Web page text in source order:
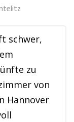
schwer,
zu
von
Hannover